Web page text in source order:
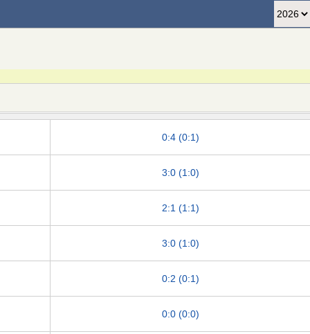
0:4 (0:1)
3:0 (1:0)
2:1 (1:1)
3:0 (1:0)
0:2 (0:1)
0:0 (0:0)